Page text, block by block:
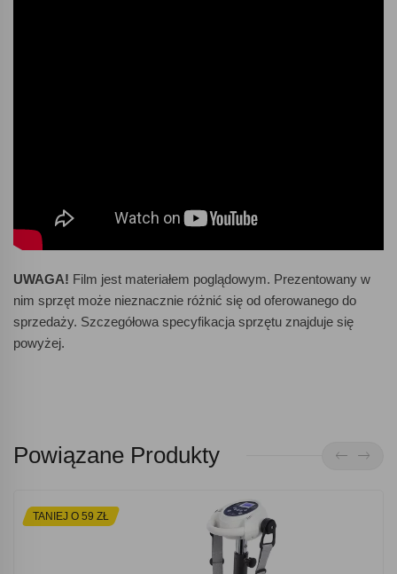
UWAGA! Film jest materiałem poglądowym. Prezentowany w
nim sprzęt może nieznacznie różnić się od oferowanego do
sprzedaży. Szczegółowa specyfikacja sprzętu znajduje się
powyżej.
Powiązane Produkty
TANIEJ O 59 ZŁ